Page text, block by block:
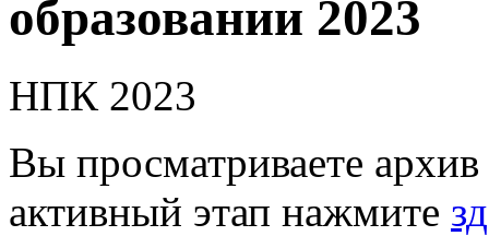
образовании 2023
НПК 2023
Вы просматриваете
активный этап нажмите